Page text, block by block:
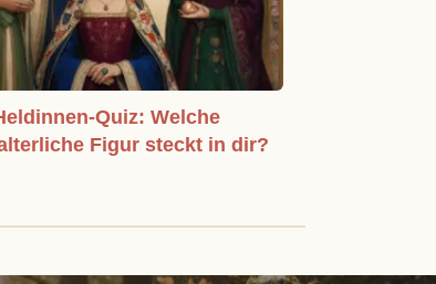
Quiz: Welche
Figur steckt in dir?